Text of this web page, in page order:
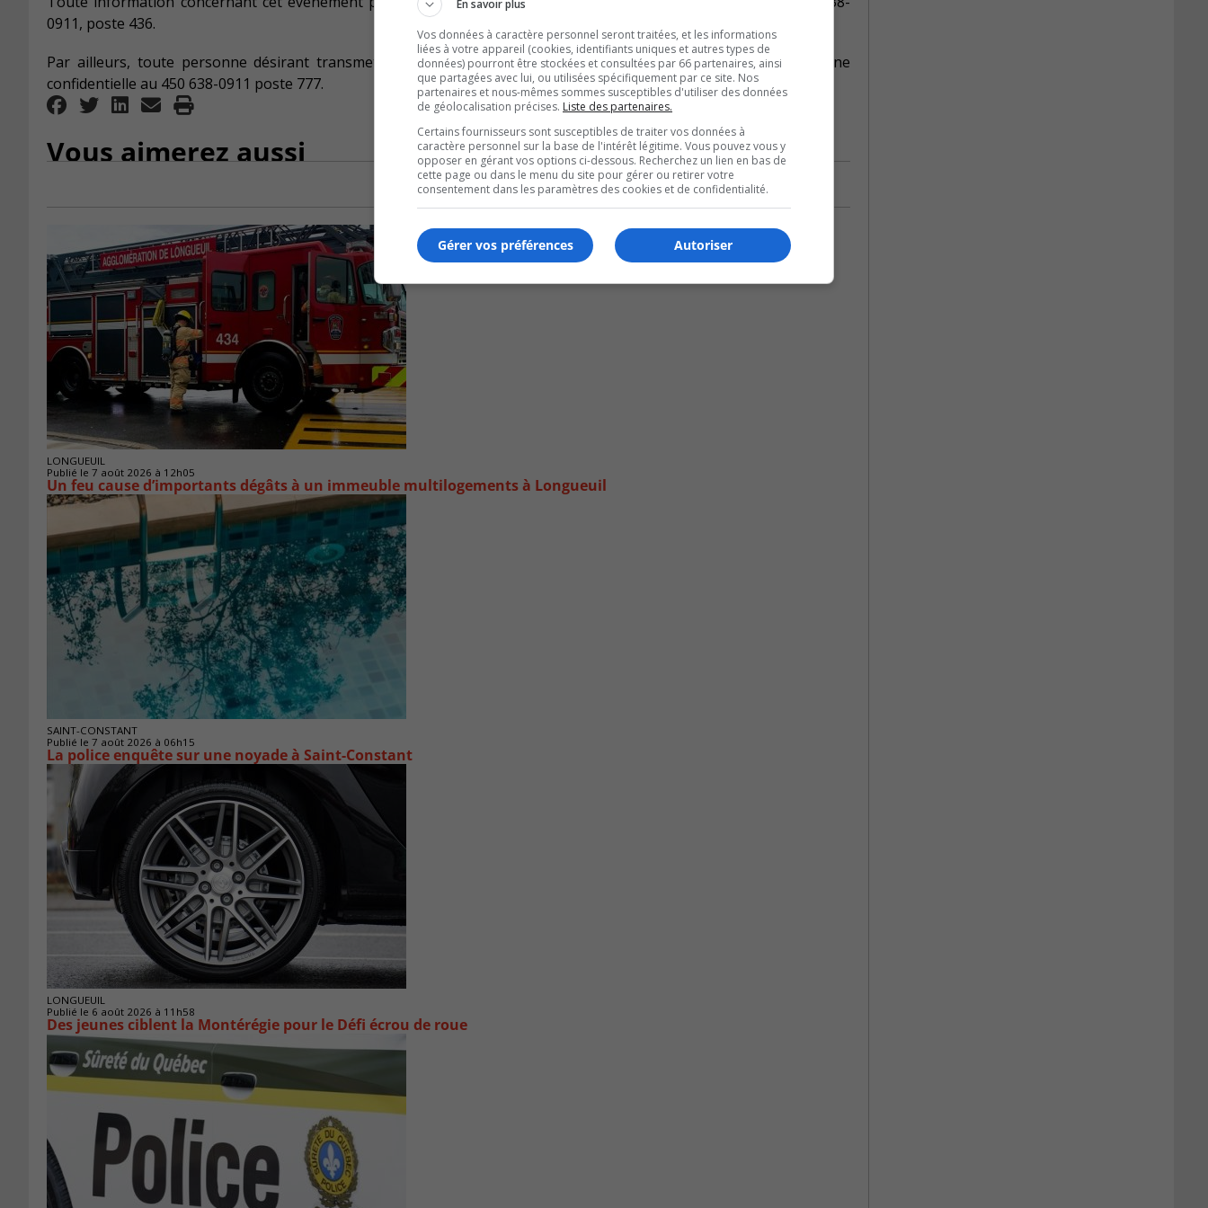
0911, poste 436.
Par ailleurs, toute personne désirant transmettre de l’information de façon anonyme peut signaler avec la ligne
confidentielle au 450 638-0911 poste 777.
Vous aimerez aussi
LONGUEUIL
Publié le 7 août 2026 à 12h05
Un feu cause d’importants dégâts à un immeuble multilogements à Longueuil
SAINT-CONSTANT
Publié le 7 août 2026 à 06h15
La police enquête sur une noyade à Saint-Constant
LONGUEUIL
Publié le 6 août 2026 à 11h58
Des jeunes ciblent la Montérégie pour le Défi écrou de roue
En savoir plus
Vos données à caractère personnel seront traitées, et les informations
liées à votre appareil (cookies, identifiants uniques et autres types de
données) pourront être stockées et consultées par 66 partenaires, ainsi
que partagées avec lui, ou utilisées spécifiquement par ce site. Nos
partenaires et nous-mêmes sommes susceptibles d'utiliser des données
de géolocalisation précises. Liste des partenaires.
Certains fournisseurs sont susceptibles de traiter vos données à
caractère personnel sur la base de l'intérêt légitime. Vous pouvez vous y
opposer en gérant vos options ci-dessous. Recherchez un lien en bas de
cette page ou dans le menu du site pour gérer ou retirer votre
consentement dans les paramètres des cookies et de confidentialité.
Autoriser
Gérer vos préférences